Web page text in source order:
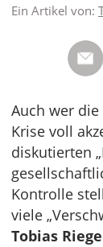
Ein Artikel von:
Auch wer
Krise voll
diskutierten
Kontrolle
viele
Tobias